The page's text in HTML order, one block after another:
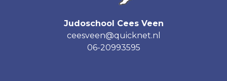
Judoschool Cees Veen
ceesveen@quicknet.nl
06-20993595